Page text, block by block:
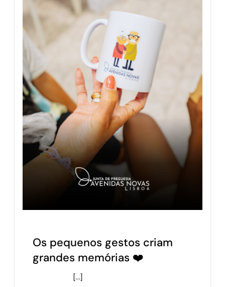
Os pequenos gestos criam
grandes memórias ❤️
[…]